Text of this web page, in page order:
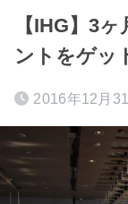
【IHG】3
ントをゲッ
2016年12月31